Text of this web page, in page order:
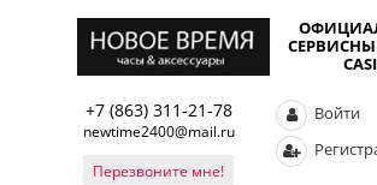
+7 (863) 311-21-78
newtime2400@mail.ru
Перезвоните мне!
Войти